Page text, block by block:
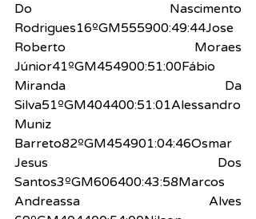
Do Nascimento
Rodrigues16ºGM555900:49:44Jose
Roberto Moraes
Júnior41ºGM454900:51:00Fábio
Miranda Da
Silva51ºGM404400:51:01Alessandro
Muniz
Barreto82ºGM454901:04:46Osmar
Jesus Dos
Santos3ºGM606400:43:58Marcos
Andreassa Alves